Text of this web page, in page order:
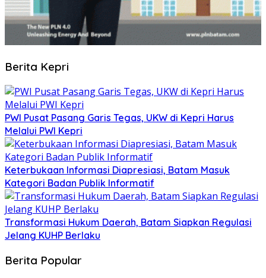
Berita Kepri
PWI Pusat Pasang Garis Tegas, UKW di Kepri Harus
Melalui PWI Kepri
Keterbukaan Informasi Diapresiasi, Batam Masuk
Kategori Badan Publik Informatif
Transformasi Hukum Daerah, Batam Siapkan Regulasi
Jelang KUHP Berlaku
Berita Popular